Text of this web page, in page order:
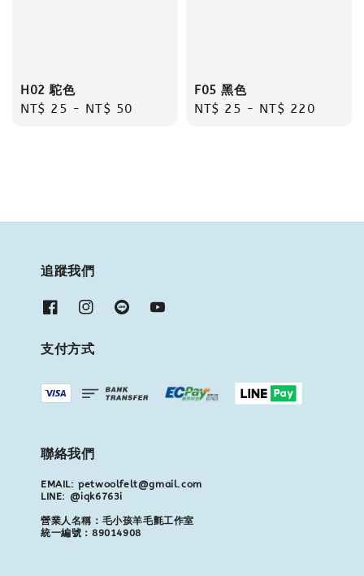
H02 駝色
Regular
NT$ 25 - NT$ 50
F05 黑色
Regular
NT$ 25 - NT$ 220
追蹤我們
支付方式
聯絡我們
EMAIL: petwoolfelt@gmail.com
LINE: @iqk6763i
營業人名稱：毛小孩羊毛氈工作室
統一編號：89014908